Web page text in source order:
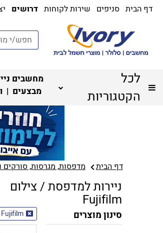
דף הבית סניפים שירות לקוחות דרושים
לכל
הקטגוריות
מחשבים
מבצעים |
דף הבית מדפסות, מגרסות, סורקים
ניירות למדפסת / צילום
Fujifilm
סינון מוצרים Fujifilm